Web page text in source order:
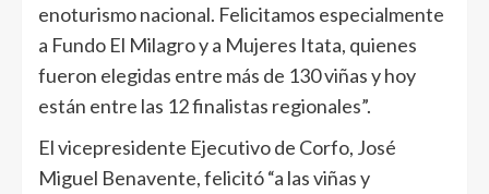
enoturismo nacional. Felicitamos especialmente
a Fundo El Milagro y a Mujeres Itata, quienes
fueron elegidas entre más de 130 viñas y hoy
están entre las 12 finalistas regionales”.
El vicepresidente Ejecutivo de Corfo, José
Miguel Benavente, felicitó “a las viñas y